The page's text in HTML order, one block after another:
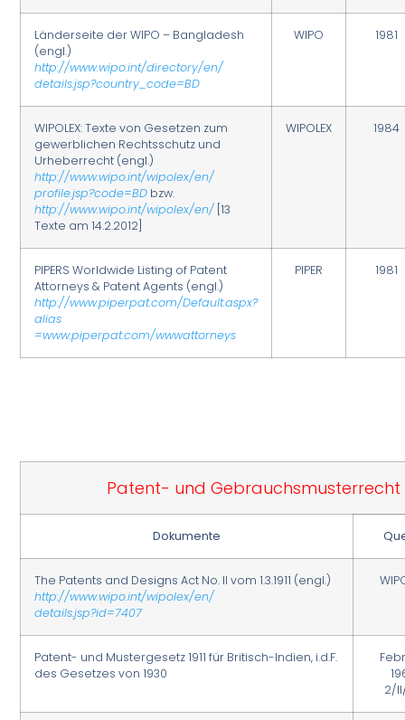
Länderseite der WIPO – Bangladesh
(engl.)
http://www.wipo.int/directory/en/
details.jsp?country_code=BD
WIPO 1981
WIPOLEX: Texte von Gesetzen zum
gewerblichen Rechtsschutz und
Urheberrecht (engl.)
http://www.wipo.int/wipolex/en/
profile.jsp?code=BD bzw.
http://www.wipo.int/wipolex/en/ [13
Texte am 14.2.2012]
WIPOLEX 1984
PIPERS Worldwide Listing of Patent
Attorneys & Patent Agents (engl.)
http://www.piperpat.com/Default.aspx?
alias
=www.piperpat.com/wwwattorneys
PIPER 1981
Patent- und Gebrauchsmusterrecht
Dokumente
The Patents and Designs Act No. II vom 1.3.1911 (engl.)
http://www.wipo.int/wipolex/en/
details.jsp?id=7407
Patent- und Mustergesetz 1911 für Britisch-Indien, i.d.F.
des Gesetzes von 1930
2/